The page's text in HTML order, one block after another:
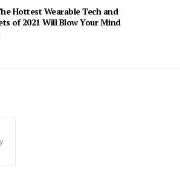
Hottest Wearable Tech and
of 2021 Will Blow Your Mind